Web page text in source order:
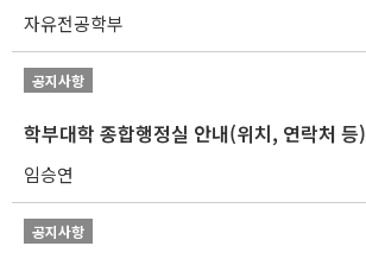
자유전공학부
공지사항
학부대학 종합행정실 안내(위치, 연락처 등)
임승연
공지사항